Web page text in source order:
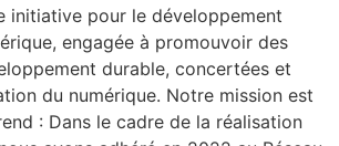
initiative pour le développement
engagée à promouvoir des
durable, concertées et
du numérique. Notre mission est
: Dans le cadre de la réalisation